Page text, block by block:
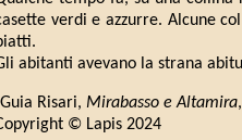
verdi e azzurre. Alcune
abitanti avevano la strana
Risari, Mirabasso e Altamira
© Lapis 2024